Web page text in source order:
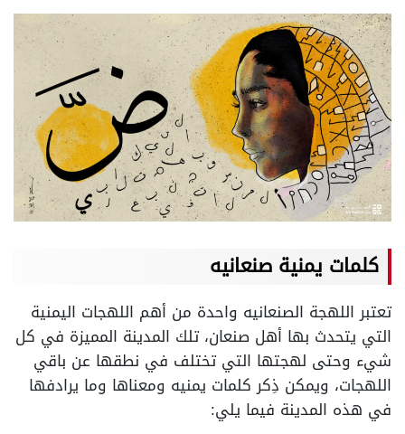
كلمات يمنية صنعانيه
تعتبر اللهجة الصنعانيه واحدة من أهم اللهجات اليمنية
التي يتحدث بها أهل صنعان، تلك المدينة المميزة في كل
شيء وحتى لهجتها التي تختلف في نطقها عن باقي
اللهجات، ويمكن ذِكر كلمات يمنيه ومعناها وما يرادفها
في هذه المدينة فيما يلي: